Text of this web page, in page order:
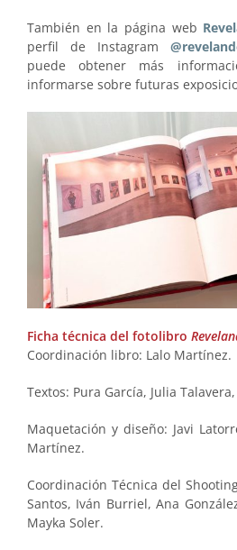
También en la página web
perfil de Instagram
puede obtener más
informarse sobre futuras
Ficha técnica del fotolibro
Coordinación libro: Lalo Martínez.
Textos: Pura García, Julia
Maquetación y diseño: Javi
Martínez.
Coordinación Técnica del
Santos, Iván Burriel, Ana
Mayka Soler.